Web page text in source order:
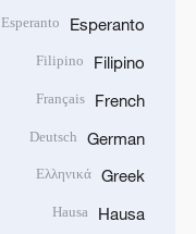
Esperanto
Esperanto
Filipino
Filipino
French
Français
German
Deutsch
Greek
Ελληνικά
Hausa
Hausa